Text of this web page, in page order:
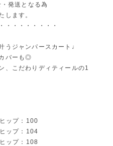
発送となる為
します。
・・・・・・・・
うジャンパースカート♩
バーも◎
、こだわりディティールの1
ップ：100
ップ：104
ップ：108